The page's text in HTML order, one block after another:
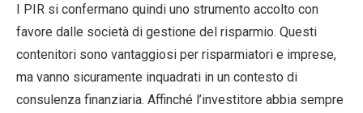
I PIR si confermano quindi uno strumento accolto con
favore dalle società di gestione del risparmio. Questi
contenitori sono vantaggiosi per risparmiatori e imprese,
ma vanno sicuramente inquadrati in un contesto di
consulenza finanziaria. Affinché l’investitore abbia sempre